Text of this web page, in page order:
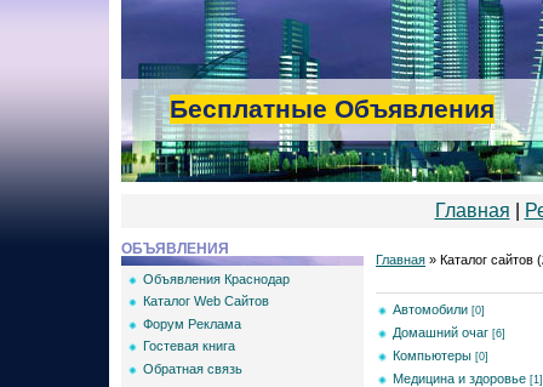
Бесплатные Объявления
Главная
ОБЪЯВЛЕНИЯ
Объявления Краснодар
Каталог Web Сайтов
Форум Реклама
Гостевая книга
Обратная связь
Главная » Каталог сайтов (
Автомобили [0]
Домашний очаг [6]
Компьютеры [0]
Медицина и здоровье [1]